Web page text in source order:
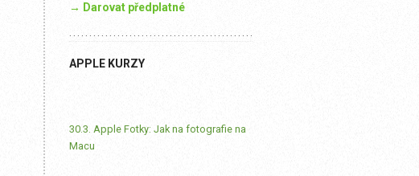
→ Darovat předplatné
APPLE KURZY
30.3. Apple Fotky: Jak na fotografie na
Macu